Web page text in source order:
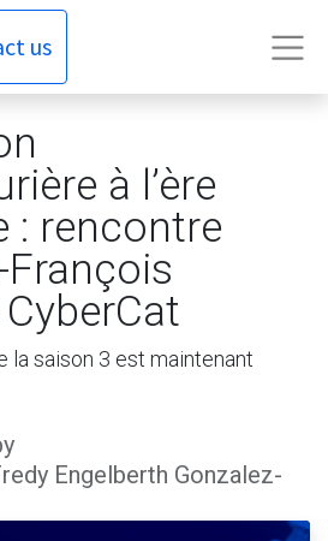
us
à l’ère
: rencontre
la saison 3 est maintenant
Engelberth Gonzalez-